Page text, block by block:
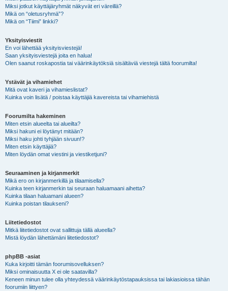
Miksi jotkut käyttäjäryhmät näkyvät eri väreillä?
Mikä on “oletusryhmä”?
Mikä on “Tiimi” linkki?
Yksityisviestit
En voi lähettää yksityisviestejä!
Saan yksityisviestejä joita en halua!
Olen saanut roskapostia tai väärinkäytöksiä sisältäviä viestejä tältä foorumilta!
Ystävät ja vihamiehet
Mitä ovat kaveri ja vihamieslistat?
Kuinka voin lisätä / poistaa käyttäjiä kavereista tai vihamiehistä
Foorumilta hakeminen
Miten etsin alueelta tai alueilta?
Miksi hakuni ei löytänyt mitään?
Miksi haku johti tyhjään sivuun!?
Miten etsin käyttäjiä?
Miten löydän omat viestini ja viestiketjuni?
Seuraaminen ja kirjanmerkit
Mikä ero on kirjanmerkillä ja tilaamisella?
Kuinka teen kirjanmerkin tai seuraan haluamaani aihetta?
Kuinka tilaan haluamani alueen?
Kuinka poistan tilaukseni?
Liitetiedostot
Mitkä liitetiedostot ovat sallittuja tällä alueella?
Mistä löydän lähettämäni liitetiedostot?
phpBB -asiat
Kuka kirjoitti tämän foorumisovelluksen?
Miksi ominaisuutta X ei ole saatavilla?
Keneen minun tulee olla yhteydessä väärinkäytöstapauksissa tai lakiasioissa tähän
foorumiin liittyen?